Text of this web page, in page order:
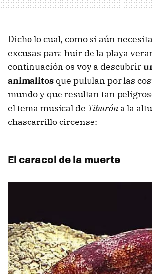
Dicho lo cual, como si aún
excusas para huir de la playa
continuación os voy a descubrir
animalitos que pululan por las
mundo y que resultan tan
el tema musical de Tiburón a la
chascarrillo circense:
El caracol de la muerte